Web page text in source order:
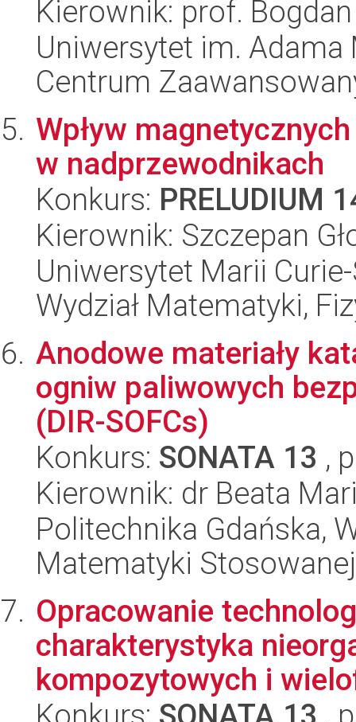
Kierownik: prof.
Uniwersytet im.
Centrum
Wpływ
w nadprzewodnikach
Konkurs: PRELUDIUM
Kierownik: Szczepan
Uniwersytet Marii
Wydział Matematyki,
Anodowe materiały
ogniw paliwowych
(DIR-SOFCs)
Konkurs: SONATA 13 ,
Kierownik: dr Beata
Politechnika Gdańska,
Matematyki Stosowanej
Opracowanie
charakterystyka
kompozytowych i